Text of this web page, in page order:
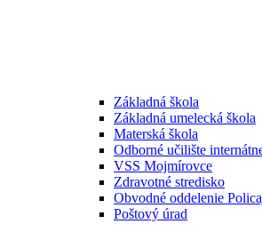
Základná škola
Základná umelecká škola
Materská škola
Odborné učilište
VSS Mojmírovce
Zdravotné stredisko
Obvodné oddelenie
Poštový úrad